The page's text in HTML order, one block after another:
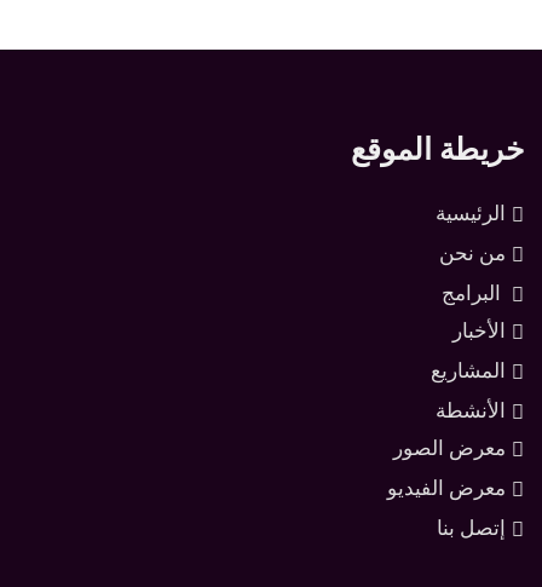
خريطة الموقع
الرئيسية
من نحن
البرامج
الأخبار
المشاريع
الأنشطة
معرض الصور
معرض الفيديو
إتصل بنا